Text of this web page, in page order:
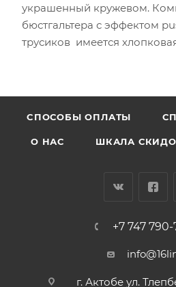
украшенный кружевом.
бюстгальтера с эффектом
трусиков имеется
CПОСОБЫ ОПЛАТЫ
О НАС ШКАЛА
+7 747
г. Актобе ул.